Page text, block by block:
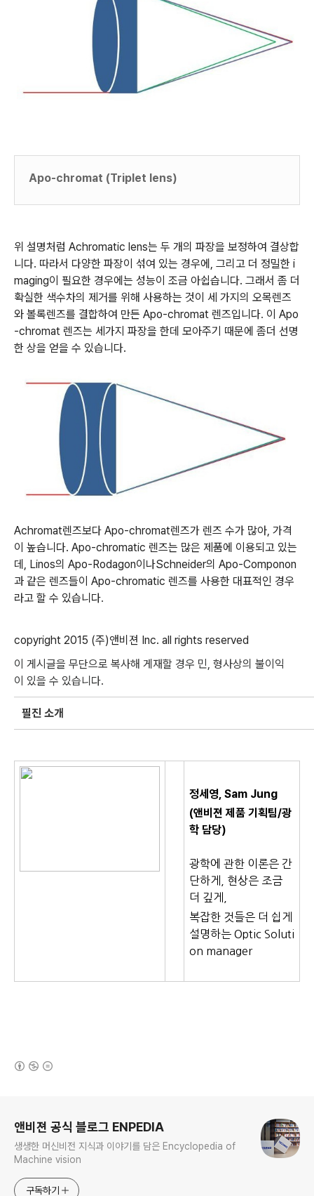
Apo-chromat (Triplet lens)
위 설명처럼 Achromatic lens는 두 개의 파장을 보정하여 결상합
니다. 따라서 다양한 파장이 섞여 있는 경우에, 그리고 더 정밀한 i
maging이 필요한 경우에는 성능이 조금 아쉽습니다. 그래서 좀 더
확실한 색수차의 제거를 위해 사용하는 것이 세 가지의 오목렌즈
와 볼록렌즈를 결합하여 만든 Apo-chromat 렌즈입니다. 이 Apo
-chromat 렌즈는 세가지 파장을 한데 모아주기 때문에 좀더 선명
한 상을 얻을 수 있습니다.
Achromat렌즈보다 Apo-chromat렌즈가 렌즈 수가 많아, 가격
이 높습니다. Apo-chromatic 렌즈는 많은 제품에 이용되고 있는
데, Linos의 Apo-Rodagon이나Schneider의 Apo-Componon
과 같은 렌즈들이 Apo-chromatic 렌즈를 사용한 대표적인 경우
라고 할 수 있습니다.
copyright 2015 (주)앤비젼 Inc. all rights reserved
이 게시글을 무단으로 복사해 게재할 경우 민, 형사상의 불이익
이 있을 수 있습니다.
필진 소개
정세영, Sam Jung
(앤비젼 제품 기획팀/광
학 담당)
광학에 관한 이론은 간
단하게, 현상은 조금
더 깊게,
복잡한 것들은 더 쉽게
설명하는 Optic Soluti
on manager
앤비젼 공식 블로그 ENPEDIA
생생한 머신비전 지식과 이야기를 담은 Encyclopedia of
Machine vision
구독하기